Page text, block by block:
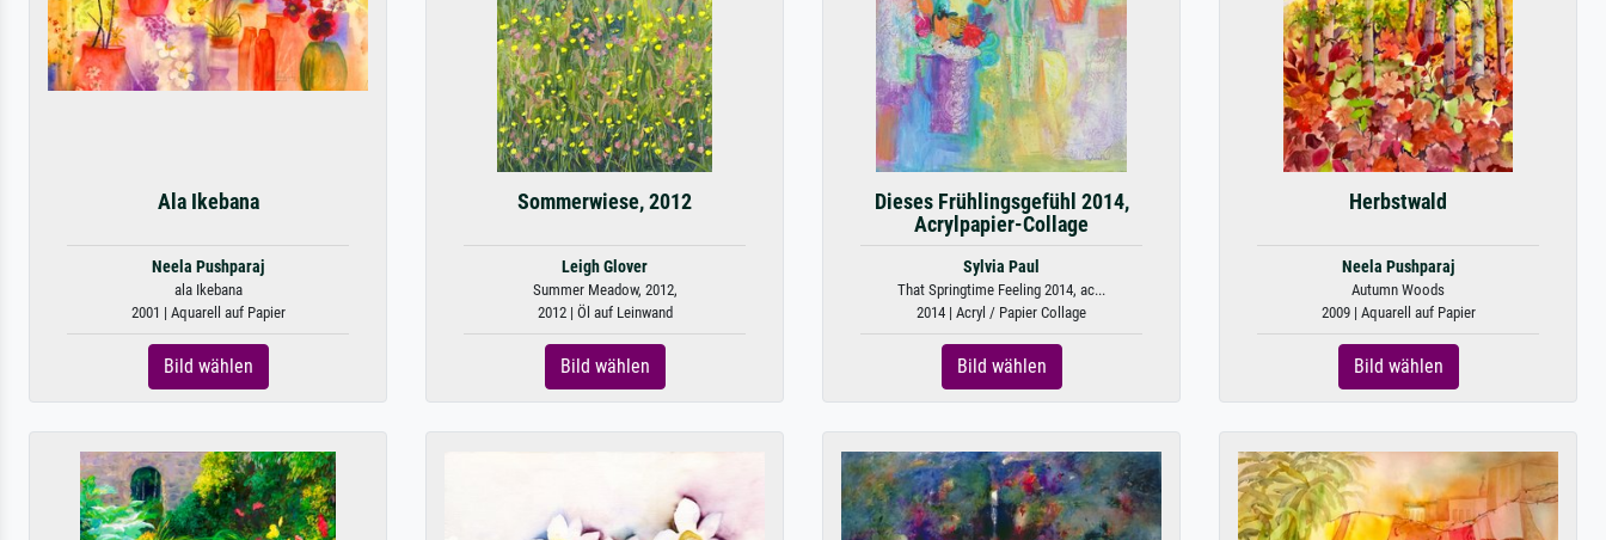
Ala Ikebana
Neela Pushparaj
ala Ikebana
2001 | Aquarell auf Papier
Bild wählen
Sommerwiese, 2012
Leigh Glover
Summer Meadow, 2012,
2012 | Öl auf Leinwand
Bild wählen
Dieses Frühlingsgefühl 2014,
Acrylpapier-Collage
Sylvia Paul
That Springtime Feeling 2014, ac...
2014 | Acryl / Papier Collage
Bild wählen
Herbstwald
Neela Pushparaj
Autumn Woods
2009 | Aquarell auf Papier
Bild wählen